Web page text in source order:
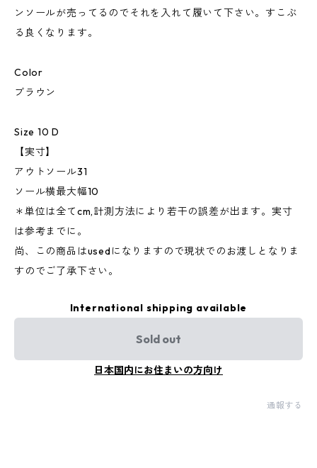
ンソールが売ってるのでそれを入れて履いて下さい。すこぶ
る良くなります。
Color
ブラウン
Size 10 D
【実寸】
アウトソール31
ソール横最大幅10
＊単位は全てcm,計測方法により若干の誤差が出ます。実寸
は参考までに。
尚、この商品はusedになりますので現状でのお渡しとなりま
すのでご了承下さい。
International shipping available
Sold out
日本国内にお住まいの方向け
通報する